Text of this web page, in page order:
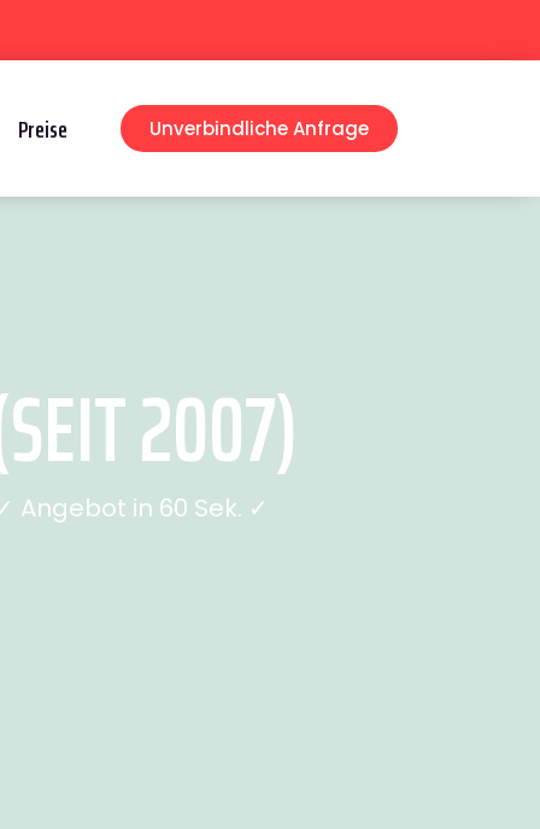
Preise Unverbindliche Anfrage
2007)
Angebot in 60 Sek. ✓